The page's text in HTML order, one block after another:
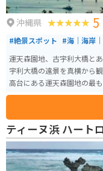
沖縄県 5
#絶景スポット #海｜海岸
運天森園地、古宇利大橋と
宇利大橋の遠景を真横から
高台にある運天森園地の最
面に見られます。
ティーヌ浜 ハート